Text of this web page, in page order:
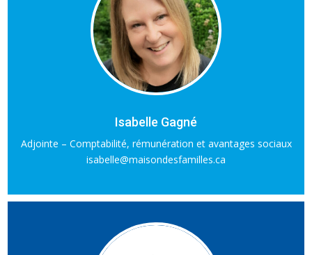
Isabelle Gagné
Adjointe – Comptabilité, rémunération et avantages sociaux
isabelle@maisondesfamilles.ca